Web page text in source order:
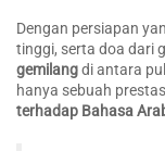
Dengan persiapan
tinggi, serta doa dari
gemilangdi antara
hanya sebuah
terhadap Bahasa